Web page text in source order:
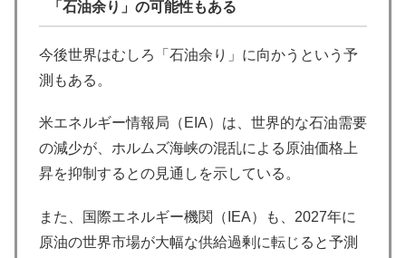
「石油余り」の可能性もある
今後世界はむしろ「石油余り」に向かうという予
測もある。
米エネルギー情報局（EIA）は、世界的な石油需要
の減少が、ホルムズ海峡の混乱による原油価格上
昇を抑制するとの見通しを示している。
また、国際エネルギー機関（IEA）も、2027年に
原油の世界市場が大幅な供給過剰に転じると予測